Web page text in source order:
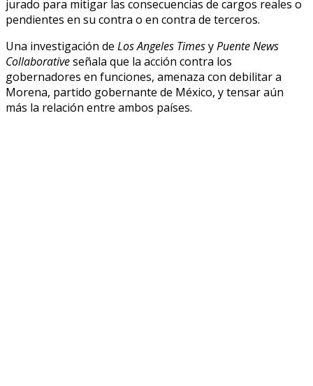
jurado para mitigar las consecuencias de cargos reales o
pendientes en su contra o en contra de terceros.
Una investigación de Los Angeles TimesyPuente News
Collaborativeseñala que la acción contra los
gobernadores en funciones, amenaza con debilitar a
Morena, partido gobernante de México, y tensar aún
más la relación entre ambos países.